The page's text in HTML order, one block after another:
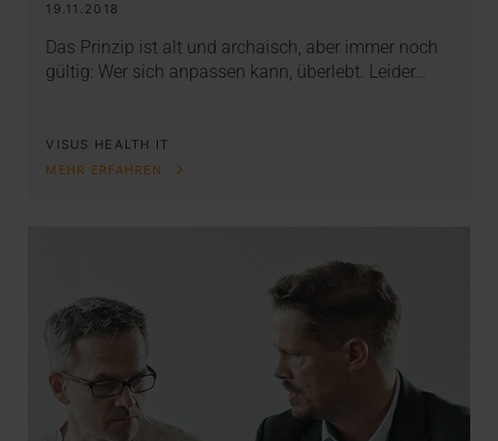
19.11.2018
Das Prinzip ist alt und archaisch, aber immer noch
gültig: Wer sich anpassen kann, überlebt. Leider…
VISUS HEALTH IT
MEHR ERFAHREN